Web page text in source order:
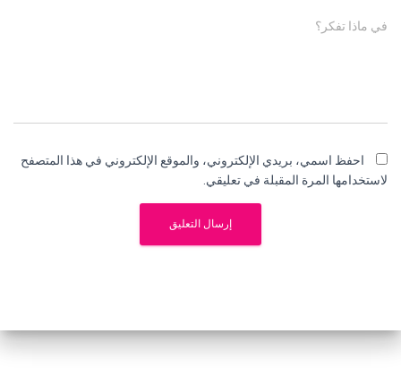
في ماذا تفكر؟
احفظ اسمي، بريدي الإلكتروني، والموقع الإلكتروني في هذا المتصفح
لاستخدامها المرة المقبلة في تعليقي.